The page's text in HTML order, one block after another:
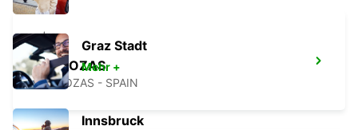
LAS ROZAS
LAS ROZAS - SPAIN
Graz Stadt
Mehr +
Innsbruck